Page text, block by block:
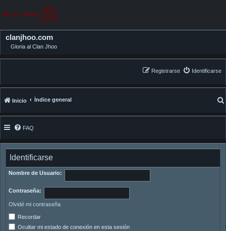
clanjhoo.com
Gloria al Clan Jhoo
Identificarse
Registrarse
Inicio Índice general
FAQ
Identificarse
Nombre de Usuario:
Contraseña:
Olvidé mi contraseña
Recordar
Ocultar mi estado de conexión en esta sesión